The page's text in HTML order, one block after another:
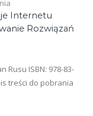
Internetu
Rozwiązań
Rusu ISBN: 978-83-
treści do pobrania